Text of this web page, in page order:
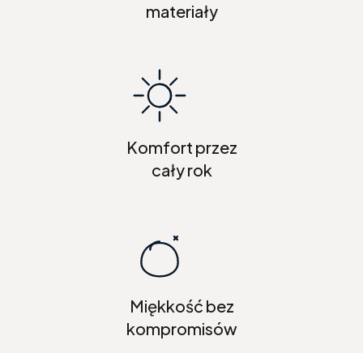
materiały
Komfort przez
cały rok
Miękkość bez
kompromisów